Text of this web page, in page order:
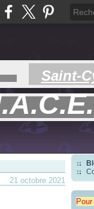
Saint-
21 octobre 2021